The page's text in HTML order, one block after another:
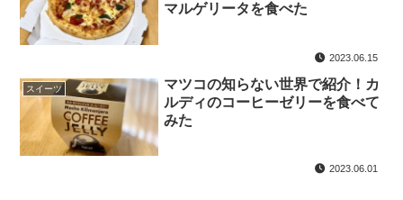
マルゲリータを食べた
2023.06.15
スイーツ
マツコの知らない世界で紹介！カ
ルディのコーヒーゼリーを食べて
みた
2023.06.01